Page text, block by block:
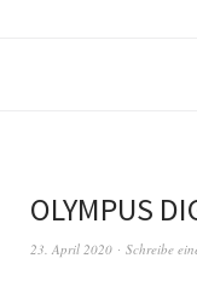
OLYMPUS
23. April 2020 Schreibe